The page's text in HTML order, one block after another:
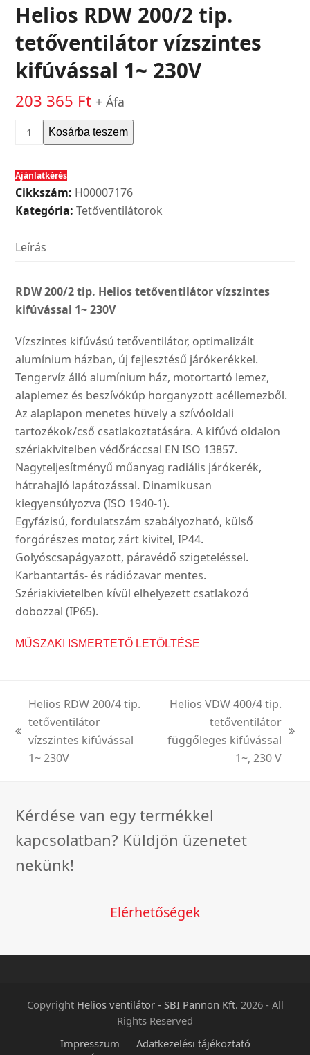
Helios RDW 200/2 tip.
tetőventilátor vízszintes
kifúvással 1~ 230V
203 365 Ft + Áfa
Helios
tip.
tetőventilátor
vízszintes
1~
mennyiség
Kosárba teszem
Ajánlatkérés
Cikkszám: H00007176
Kategória: Tetőventilátorok
Leírás
RDW 200/2 tip. Helios tetőventilátor vízszintes
kifúvással 1~ 230V
Vízszintes kifúvású tetőventilátor, optimalizált
alumínium házban, új fejlesztésű járókerékkel.
Tengervíz álló alumínium ház, motortartó lemez,
alaplemez és beszívókúp horganyzott acéllemezből.
Az alaplapon menetes hüvely a szívóoldali
tartozékok/cső csatlakoztatására. A kifúvó oldalon
szériakivitelben védőráccsal EN ISO 13857.
Nagyteljesítményű műanyag radiális járókerék,
hátrahajló lapátozással. Dinamikusan
kiegyensúlyozva (ISO 1940-1).
Egyfázisú, fordulatszám szabályozható, külső
forgórészes motor, zárt kivitel, IP44.
Golyóscsapágyazott, páravédő szigeteléssel.
Karbantartás- és rádiózavar mentes.
Szériakivietelben kívül elhelyezett csatlakozó
dobozzal (IP65).
MŰSZAKI ISMERTETŐ LETÖLTÉSE
previous
post:
Helios RDW 200/4 tip.
tetőventilátor
vízszintes kifúvással
1~ 230V
next
Helios VDW 400/4 tip.
tetőventilátor
függőleges kifúvással
1~, 230 V
Kérdése van egy termékkel
kapcsolatban? Küldjön üzenetet
nekünk!
Elérhetőségek
Copyright Helios ventilátor - SBI Pannon Kft. 2026 - All
Rights Reserved
Impresszum
Adatkezelési tájékoztató